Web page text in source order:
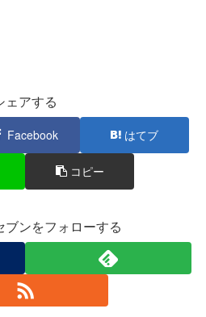
ェアする
Facebook はてブ
コピー
ブンをフォローする